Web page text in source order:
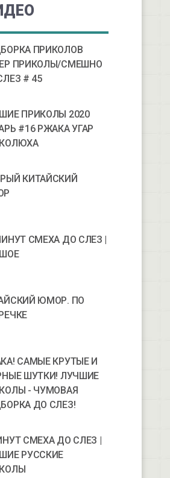
ПРИКОЛОВ
ПРИКОЛЫ/СМЕШНО
# 45
ПРИКОЛЫ 2020
#16 РЖАКА УГАР
КИТАЙСКИЙ
СМЕХА ДО СЛЕЗ |
ЮМОР. ПО
САМЫЕ КРУТЫЕ И
ШУТКИ! ЛУЧШИЕ
- ЧУМОВАЯ
ДО СЛЕЗ!
СМЕХА ДО СЛЕЗ |
РУССКИЕ